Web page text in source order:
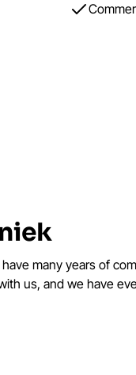
many years of
us, and we have